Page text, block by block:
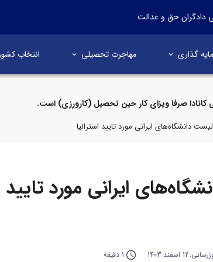
دادگران حق و عدالت
گذاری مهاجرت تحصیلی انتخاب
صرفا ویزای کار حین تحصیل (کارورزی) است.
لیست دانشگاه‌های ایرانی مورد تایید استرالیا
ایرانی مورد تایید
12 اسفند 1403 query_builder 1 دقیقه